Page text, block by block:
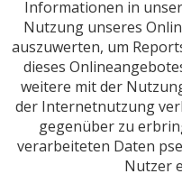
Informationen in
Nutzung unseres
auszuwerten, um
dieses
weitere mit der
der Internetnutzung
gegenüber zu
verarbeiteten Daten
Nutzer